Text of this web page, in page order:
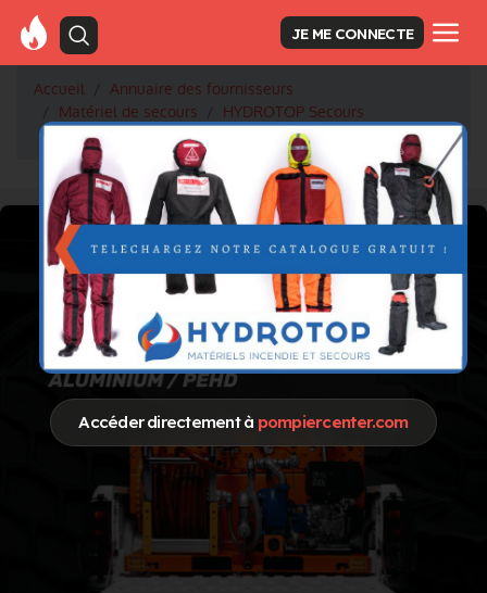
Accéder directement à pompiercenter.com
JE ME CONNECTE
Accueil
Annuaire des fournisseurs
Matériel de secours
HYDROTOP Secours
Embarcation aquatiques SAV